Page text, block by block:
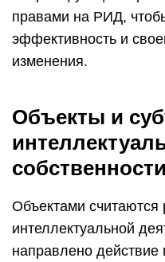
правами на РИД,
эффективность и
изменения.
Объекты и
собственности
Объектами считаются
интеллектуальной
направлено